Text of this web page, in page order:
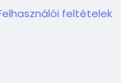
feltételek